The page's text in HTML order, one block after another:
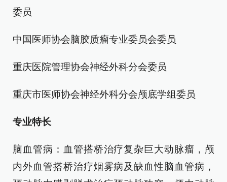
委员
中国医师协会脑胶质瘤专业委员会委员
重庆医院管理协会神经外科分会委员
重庆市医师协会神经外科分会颅底学组委员
专业特长
脑血管病：血管搭桥治疗复杂巨大动脉瘤，颅
内外血管搭桥治疗烟雾病及缺血性脑血管病，